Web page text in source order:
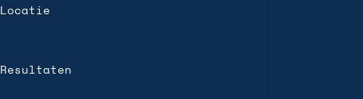
Locatie
Resultaten